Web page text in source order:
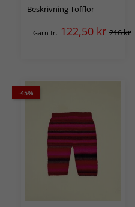
Beskrivning Tofflor
Garn fr. 122,50 kr 216 kr
-45%